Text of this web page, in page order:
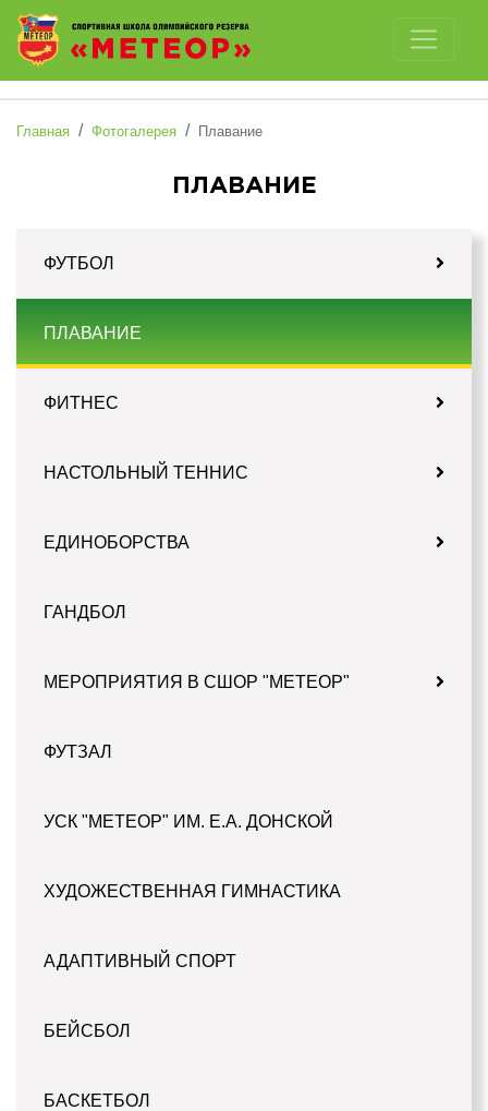
Отключить картинки
Главная Фотогалерея Плавание
ПЛАВАНИЕ
ФУТБОЛ
ПЛАВАНИЕ
ФИТНЕС
НАСТОЛЬНЫЙ ТЕННИС
ЕДИНОБОРСТВА
ГАНДБОЛ
МЕРОПРИЯТИЯ В СШОР "МЕТЕОР"
ФУТЗАЛ
УСК "МЕТЕОР" ИМ. Е.А. ДОНСКОЙ
ХУДОЖЕСТВЕННАЯ ГИМНАСТИКА
АДАПТИВНЫЙ СПОРТ
БЕЙСБОЛ
БАСКЕТБОЛ